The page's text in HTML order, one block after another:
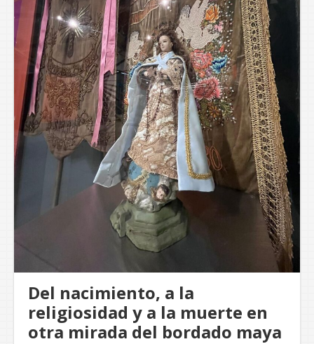
Del nacimiento, a la
religiosidad y a la muerte en
otra mirada del bordado maya